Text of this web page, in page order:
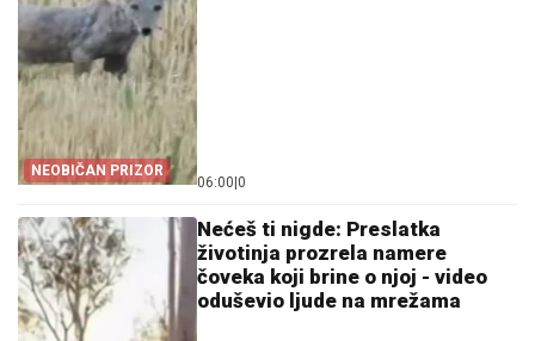
NEOBIČAN PRIZOR
06:00 0
Nećeš ti nigde: Preslatka
životinja prozrela namere
čoveka koji brine o njoj - video
oduševio ljude na mrežama